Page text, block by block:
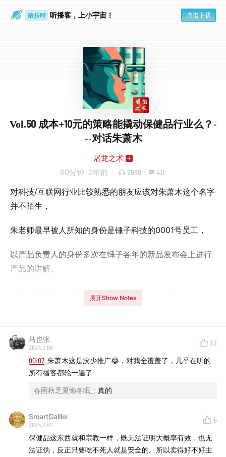
通勤路上听播客，上小宇宙！ 点击下载
Vol.50 成本+10元的策略能撬动保健品行业么？-
--对话朱萧木
屠龙之术
60分钟 · 2年前 2988 · 40
对科技/互联网行业比较熟悉的朋友应该对朱萧木这个名字
并不陌生，
朱老师最早被人所知的身份是锤子科技的0001号员工，
以产品负责人的身份多次在锤子各年的新品发布会上进行
产品的讲解。
后来更被圈外人所熟知的身份是交个朋友直播间的主播，
CEO。
也是因为这次创业，朱老师也在小宇宙开通了自己的播客
展开Show Notes
马也张
2025.2.08
12
00:07 朱萧木这是没少推广😂，对我全覆盖了，几乎在听的
所有播客都轮一遍了
春困秋乏夏懒冬眠_ : 真的
SmartGalilei
2025.2.07
6
保健品这东西就和宗教一样，既无法证明大概率有效，也无
法证伪，反正只要吃不死人就是安全的。所以卖得好不好主